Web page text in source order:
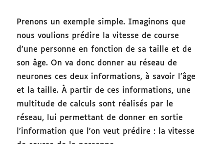
Prenons un exemple simple. Imaginons que
nous voulions prédire la vitesse de course
d’une personne en fonction de sa taille et de
son âge. On va donc donner au réseau de
neurones ces deux informations, à savoir l’âge
et la taille. À partir de ces informations, une
multitude de calculs sont réalisés par le
réseau, lui permettant de donner en sortie
l’information que l’on veut prédire : la vitesse